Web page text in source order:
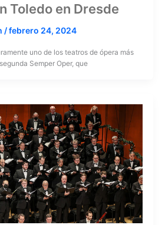
Toledo en Dresde
/febrero 24, 2024
uno de los teatros de ópera más
Semper Oper, que